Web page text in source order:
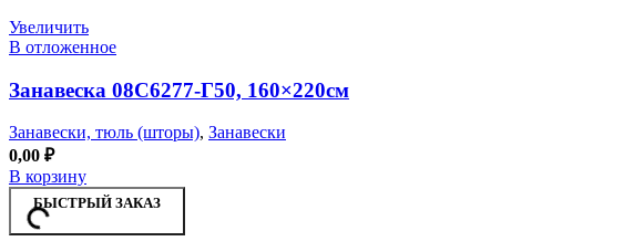
Увеличить
В отложенное
Занавеска 08С6277-Г50, 160×220см
Занавески, тюль (шторы), Занавески
0,00 ₽
В корзину
БЫСТРЫЙ ЗАКАЗ